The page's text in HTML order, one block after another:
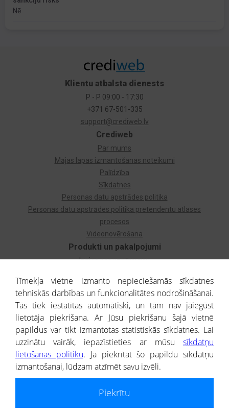
Nē
Produkti un pakalpojumi
Izziņa par uzņēmumu
Dzimtas koks
Uzņēmumu atlase
Monitorings
Kredītizziņa par ārvalstu uzņēmumiem
Crediweb
Par mums
Mājas lapas izmantošanas noteikumi
Palīdzība
Sīkdatnes
Personas datu apstrādes politika
Personas datu apstrādes politika pretendentu atlases
procesos
Videonovērošana
Klientu atbalsta dienests
P - P 09:00 - 17:30
+371 67-501-335
support@crediweb.lv
® CREDITREFORM Latvija
SIA
Portāla ietvaros saņemtajai informācijai ir uzziņas raksturs, un tai nav
Tīmekļa vietne izmanto nepieciešamās sīkdatnes
tehniskās darbības un funkcionalitātes nodrošināšanai.
Tās tiek iestatītas automātiski, un tām nav jāiegūst
lietotāja piekrišana. Ar Jūsu piekrišanu šajā vietnē
papildus var tikt izmantotas statistiskās sīkdatnes. Lai
uzzinātu vairāk, iepazīstieties ar mūsu sīkdatņu
lietošanas politiku. Ja piekrītat šo papildu sīkdatņu
izmantošanai, lūdzam atzīmēt savu izvēli.
Piekrītu